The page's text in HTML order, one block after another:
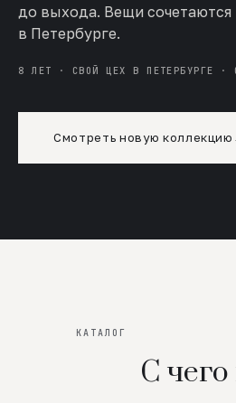
до выхода. Вещи
в Петербурге.
8 ЛЕТ · СВОЙ ЦЕХ В ПЕТЕРБУРГЕ ·
Смотреть новую коллекцию
КАТАЛОГ
С чего